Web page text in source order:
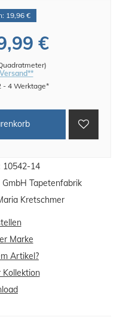
10542-14
GmbH Tapetenfabrik
Kretschmer
19,96 €
€
)
- 4 Werktage*
Marke
Artikel?
Kollektion